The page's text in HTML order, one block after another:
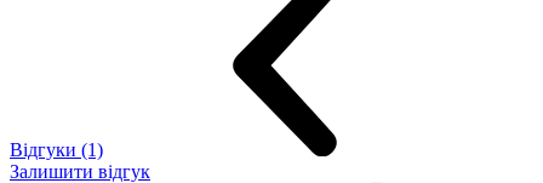
Відгуки (1)
Залишити відгук